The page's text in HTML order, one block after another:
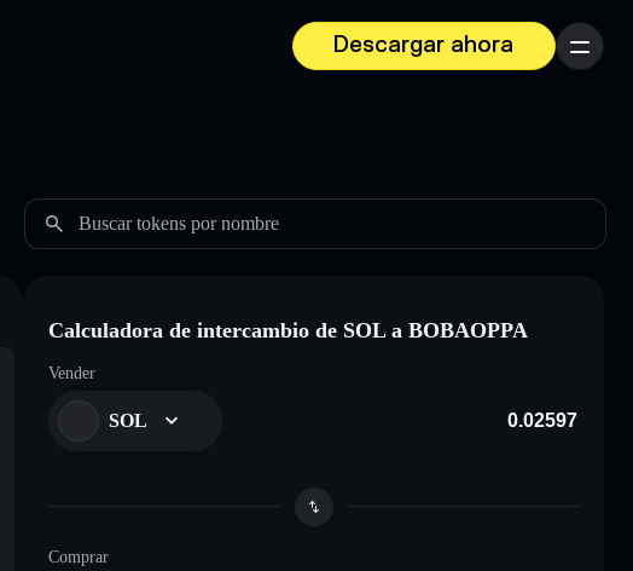
Descargar ahora
Menú
Buscar tokens por nombre
Calculadora de intercambio de SOL a BOBAOPPA
Vender
SOL
Comprar